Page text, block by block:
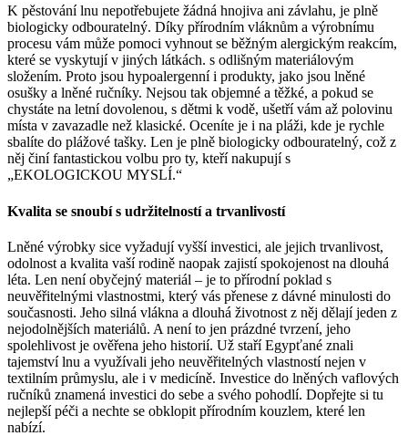
K pěstování lnu nepotřebujete žádná hnojiva ani závlahu, je plně
biologicky odbouratelný. Díky přírodním vláknům a výrobnímu
procesu vám může pomoci vyhnout se běžným alergickým reakcím,
které se vyskytují v jiných látkách. s odlišným materiálovým
složením. Proto jsou hypoalergenní i produkty, jako jsou lněné
osušky a lněné ručníky. Nejsou tak objemné a těžké, a pokud se
chystáte na letní dovolenou, s dětmi k vodě, ušetří vám až polovinu
místa v zavazadle než klasické. Oceníte je i na pláži, kde je rychle
sbalíte do plážové tašky. Len je plně biologicky odbouratelný, což z
něj činí fantastickou volbu pro ty, kteří nakupují s
„EKOLOGICKOU MYSLÍ.“
Kvalita se snoubí s udržitelností a trvanlivostí
Lněné výrobky sice vyžadují vyšší investici, ale jejich trvanlivost,
odolnost a kvalita vaší rodině naopak zajistí spokojenost na dlouhá
léta. Len není obyčejný materiál – je to přírodní poklad s
neuvěřitelnými vlastnostmi, který vás přenese z dávné minulosti do
současnosti. Jeho silná vlákna a dlouhá životnost z něj dělají jeden z
nejodolnějších materiálů. A není to jen prázdné tvrzení, jeho
spolehlivost je ověřena jeho historií. Už staří Egypťané znali
tajemství lnu a využívali jeho neuvěřitelných vlastností nejen v
textilním průmyslu, ale i v medicíně. Investice do lněných vaflových
ručníků znamená investici do sebe a svého pohodlí. Dopřejte si tu
nejlepší péči a nechte se obklopit přírodním kouzlem, které len
nabízí.